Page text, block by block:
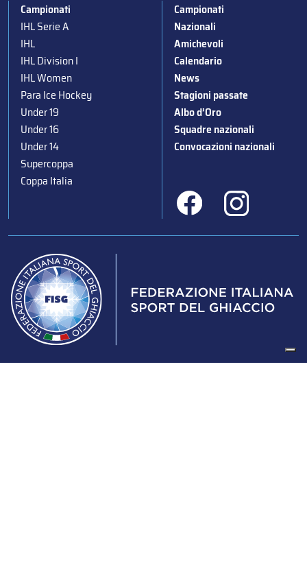
Campionati
IHL Serie A
IHL
IHL Division I
IHL Women
Para Ice Hockey
Under 19
Under 16
Under 14
Supercoppa
Coppa Italia
Campionati
Nazionali
Amichevoli
Calendario
News
Stagioni passate
Albo d’Oro
Squadre nazionali
Convocazioni nazionali